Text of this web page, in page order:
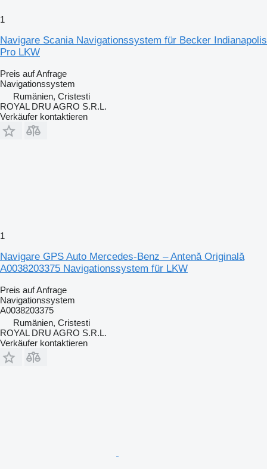
1
Navigare Scania Navigationssystem für Becker Indianapolis
Pro LKW
Preis auf Anfrage
Navigationssystem
Rumänien, Cristesti
ROYAL DRU AGRO S.R.L.
Verkäufer kontaktieren
1
Navigare GPS Auto Mercedes-Benz – Antenă Originală
A0038203375 Navigationssystem für LKW
Preis auf Anfrage
Navigationssystem
A0038203375
Rumänien, Cristesti
ROYAL DRU AGRO S.R.L.
Verkäufer kontaktieren